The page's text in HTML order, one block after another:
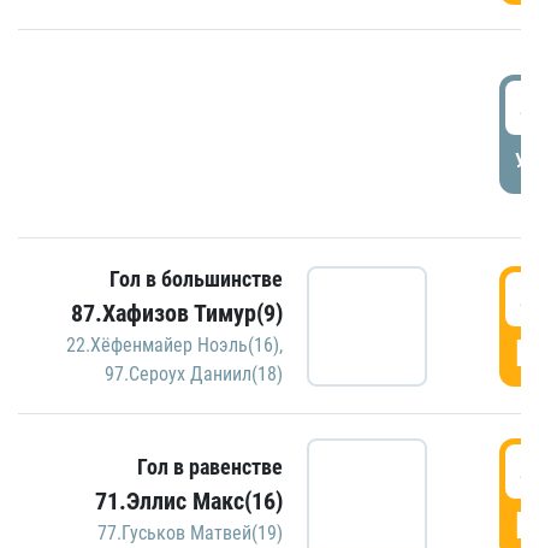
Гол в большинстве
87.Хафизов Тимур(9)
22.Хёфенмайер Ноэль(16),
97.Сероух Даниил(18)
Гол в равенстве
71.Эллис Макс(16)
77.Гуськов Матвей(19)